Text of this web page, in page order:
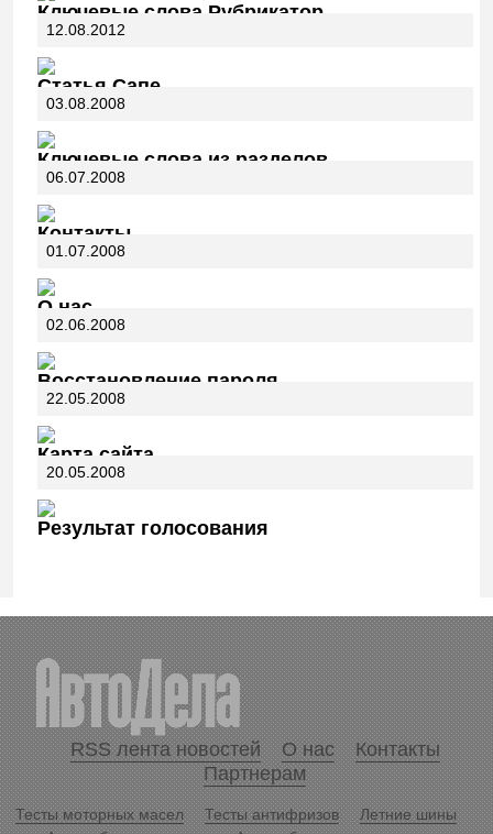
Ключевые слова Рубрикатор
12.08.2012
Статья Сапе
03.08.2008
Ключевые слова из разделов
06.07.2008
Контакты
01.07.2008
О нас
02.06.2008
Восстановление пароля
22.05.2008
Карта сайта
20.05.2008
Результат голосования
RSS лента новостей О нас
Контакты
Партнерам
Тесты моторных масел Тесты антифризов
Летние шины